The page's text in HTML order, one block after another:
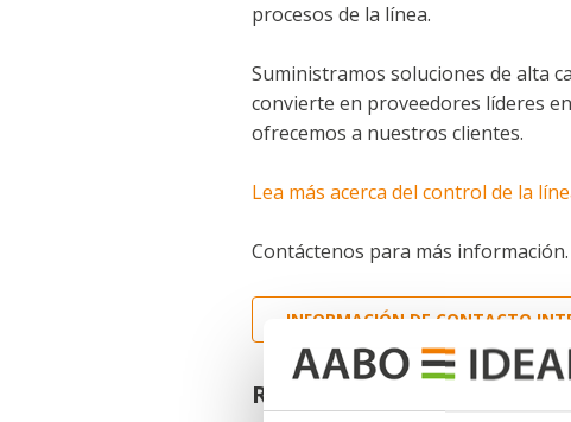
procesos de la línea.
Suministramos soluciones de alta
convierte en proveedores líderes
ofrecemos a nuestros clientes.
Lea más acerca del control de la
Contáctenos para más información.
INFORMACIÓN DE CONTACTO
Referencias en esta